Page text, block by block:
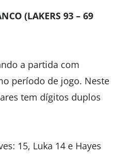
(LAKERS 93 – 69
a partida com
período de jogo. Neste
tem dígitos duplos
15, Luka 14 e Hayes